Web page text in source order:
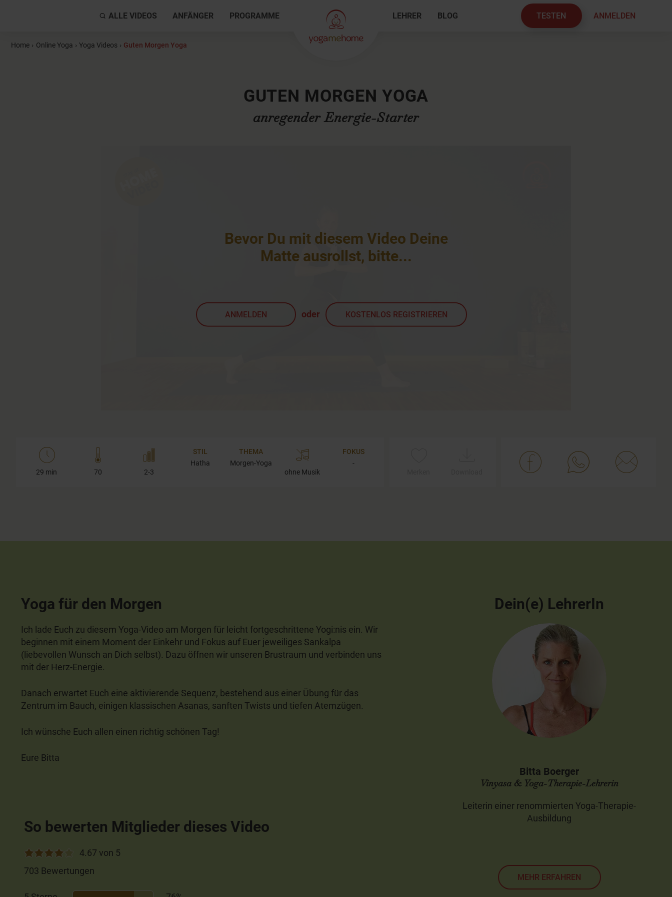
ALLE VIDEOS ANFÄNGER PROGRAMME LEHRER BLOG TESTEN ANMELDEN
Home › Online Yoga › Yoga Videos › Guten Morgen Yoga
GUTEN MORGEN YOGA
anregender Energie-Starter
Bevor Du mit diesem Video Deine
Matte ausrollst, bitte...
ANMELDEN oder KOSTENLOS REGISTRIEREN
29 min 70 2-3
STIL
Hatha
THEMA
Morgen-Yoga
ohne Musik
FOKUS
-
Yoga für den Morgen
Ich lade Euch zu diesem Yoga-Video am Morgen für leicht fortgeschrittene Yogi:nis ein. Wir
beginnen mit einem Moment der Einkehr und Fokus auf Euer jeweiliges Sankalpa
(liebevollen Wunsch an Dich selbst). Dazu öffnen wir unseren Brustraum und verbinden uns
mit der Herz-Energie.
Danach erwartet Euch eine aktivierende Sequenz, bestehend aus einer Übung für das
Zentrum im Bauch, einigen klassischen Asanas, sanften Twists und tiefen Atemzügen.
Ich wünsche Euch allen einen richtig schönen Tag!
Eure Bitta
So bewerten Mitglieder dieses Video
4.67 von 5
703 Bewertungen
Dein(e) LehrerIn
Bitta Boerger
Vinyasa & Yoga-Therapie-Lehrerin
Leiterin einer renommierten Yoga-Therapie-
Ausbildung
MEHR ERFAHREN